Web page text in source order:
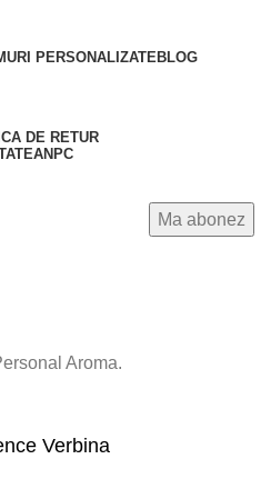
PERSONALIZATEBLOG
DE RETUR
ANPC
Aroma.
Verbina